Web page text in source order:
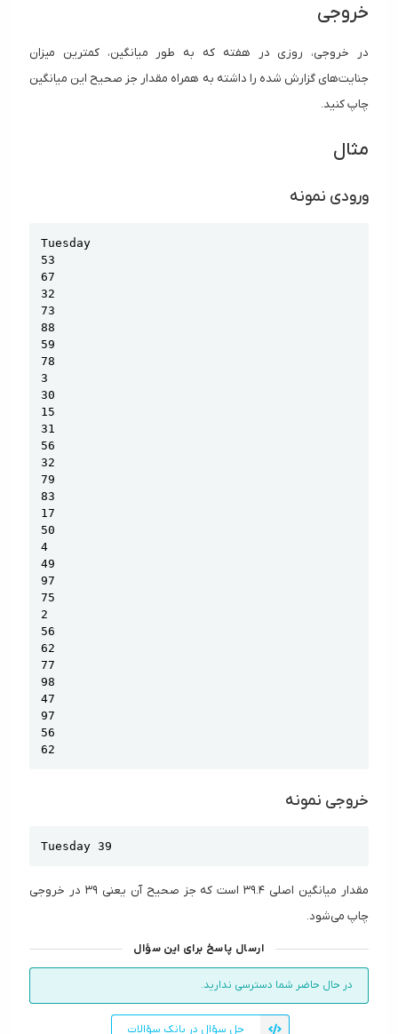
خروجی
در خروجی، روزی در هفته که به طور میانگین، کمترین میزان
جنایت‌های گزارش شده را داشته به همراه مقدار جز صحیح این میانگین
چاپ کنید.
مثال
‌ورودی نمونه
Tuesday
53
67
32
73
88
59
78
3
30
15
31
56
32
79
83
17
50
4
49
97
75
2
56
62
77
98
47
97
56
62
خروجی نمونه
Tuesday 39
مقدار میانگین اصلی ۳۹.۴ است که جز صحیح آن یعنی ۳۹ در خروجی
چاپ می‌شود.
ارسال پاسخ برای این سؤال
در حال حاضر شما دسترسی ندارید.
حل سؤال در بانک سؤالات